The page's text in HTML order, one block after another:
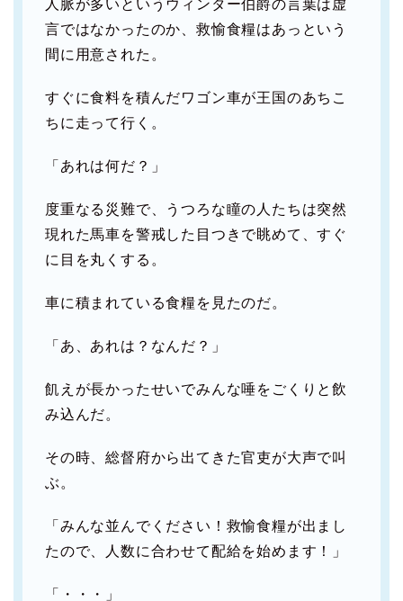
人脈が多いというウィンター伯爵の言葉は虚
言ではなかったのか、救愉食糧はあっという
間に用意された。
すぐに食料を積んだワゴン車が王国のあちこ
ちに走って行く。
「あれは何だ？」
度重なる災難で、うつろな瞳の人たちは突然
現れた馬車を警戒した目つきで眺めて、すぐ
に目を丸くする。
車に積まれている食糧を見たのだ。
「あ、あれは？なんだ？」
飢えが長かったせいでみんな唾をごくりと飲
み込んだ。
その時、総督府から出てきた官吏が大声で叫
ぶ。
「みんな並んでください！救愉食糧が出まし
たので、人数に合わせて配給を始めます！」
「・・・」